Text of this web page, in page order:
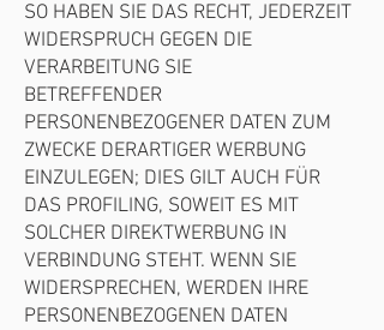
SO HABEN SIE DAS RECHT, JEDERZEIT
WIDERSPRUCH GEGEN DIE
VERARBEITUNG SIE
BETREFFENDER
PERSONENBEZOGENER DATEN ZUM
ZWECKE DERARTIGER WERBUNG
EINZULEGEN; DIES GILT AUCH FÜR
DAS PROFILING, SOWEIT ES MIT
SOLCHER DIREKTWERBUNG IN
VERBINDUNG STEHT. WENN SIE
WIDERSPRECHEN, WERDEN IHRE
PERSONENBEZOGENEN DATEN